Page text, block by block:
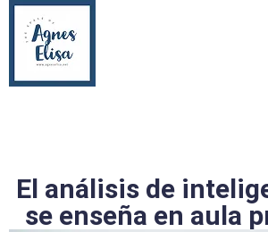
El análisis de
se enseña en aula